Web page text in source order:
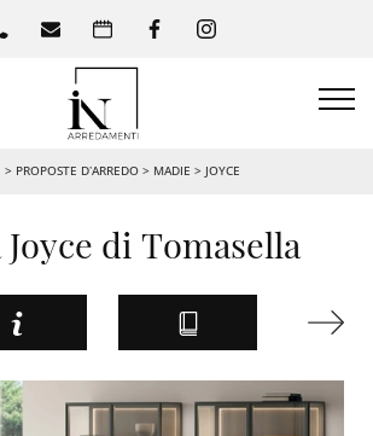
> PROPOSTE D’ARREDO > MADIE > JOYCE
di Tomasella